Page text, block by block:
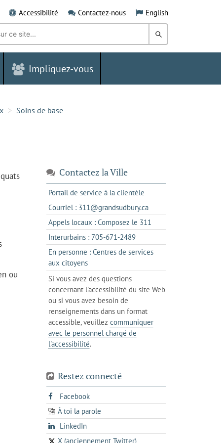
Accessibilité Contactez-nous English
Rechercher
dans
Grand
Impliquez-vous
Soins de base
ou
Contactez la Ville
Portail de service à la clientèles'ouvre
dans
un
nouvel
Courriel : 311@grandsudbury.cas'ouvre
dans
votre
de
Appels locaux : Composez le 311
dans
un
client
téléphone
Interurbains : 705-671-2489s'ouvre
dans
client
votre
En personne : Centres de services
aux citoyenss'ouvre
dans
l'onglet
actuel
Si vous avez des questions
concernant l'accessibilité du site Web
ou si vous avez besoin de
renseignements dans un format
accessible, veuillez communiquer
avec le personnel chargé de
l'accessibilité.
Restez connecté
Facebooks'ouvre
dans
un
onglet
À toi la parole
opens
in
a
LinkedInopens
in
X (anciennement Twitter)